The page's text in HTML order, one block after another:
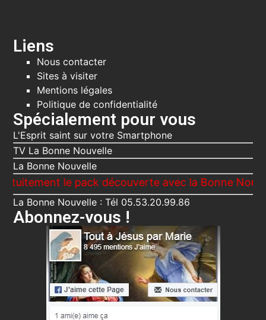
Liens
Nous contacter
Sites à visiter
Mentions légales
Politique de confidentialité
Spécialement pour vous
L'Esprit saint sur votre Smartphone
TV La Bonne Nouvelle
La Bonne Nouvelle
le pack découverte avec la Bonne Nouvelle,
La Bonne Nouvelle : Tél 05.53.20.99.86
Abonnez-vous !